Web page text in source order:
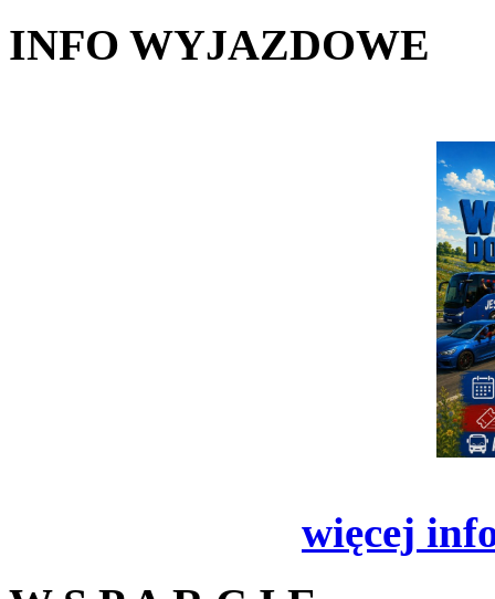
INFO WYJAZDOWE
więcej